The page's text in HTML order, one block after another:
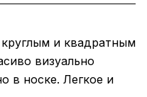
и квадратным
визуально
в носке. Легкое и